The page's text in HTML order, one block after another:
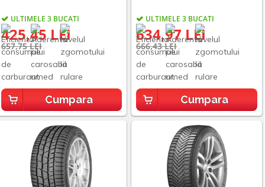
ULTIMELE 3 BUCATI
425,45 LEI
657,75 LEI
Cumpara
ULTIMELE 3 BUCATI
634,97 LEI
666,43 LEI
Cumpara